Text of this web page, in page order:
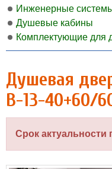
Инженерные
Душевые кабины
Комплектующие для
Душевая
B-13-40+60/
Срок актуальности